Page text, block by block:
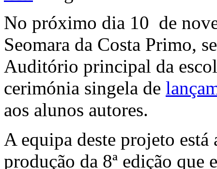
No próximo dia 10 de
Seomara da Costa Primo,
Auditório principal da
cerimónia singela de
aos alunos autores.
A equipa deste projeto
produção da 8ª edição que